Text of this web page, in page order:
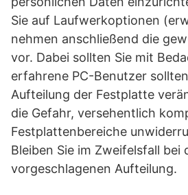
Sie auf Laufwerkoptionen
nehmen anschließend die
vor. Dabei sollten Sie mit
erfahrene PC-Benutzer
Aufteilung der Festplatte
die Gefahr, versehentlich
Festplattenbereiche
Bleiben Sie im Zweifelsfall bei
vorgeschlagenen Aufteilung.